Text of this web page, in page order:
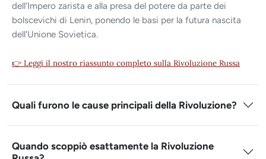
dell'Impero zarista e alla presa del potere da parte dei
bolscevichi di Lenin, ponendo le basi per la futura nascita
dell'Unione Sovietica.
👉 Leggi il nostro riassunto completo sulla Rivoluzione Russa
Quali furono le cause principali della Rivoluzione?
Quando scoppiò esattamente la Rivoluzione